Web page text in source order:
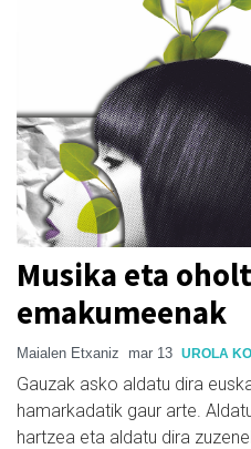
Musika eta
emakumeenak
Maialen Etxaniz mar 13 UROLA
Gauzak asko aldatu dira
hamarkadatik gaur arte.
hartzea eta aldatu dira